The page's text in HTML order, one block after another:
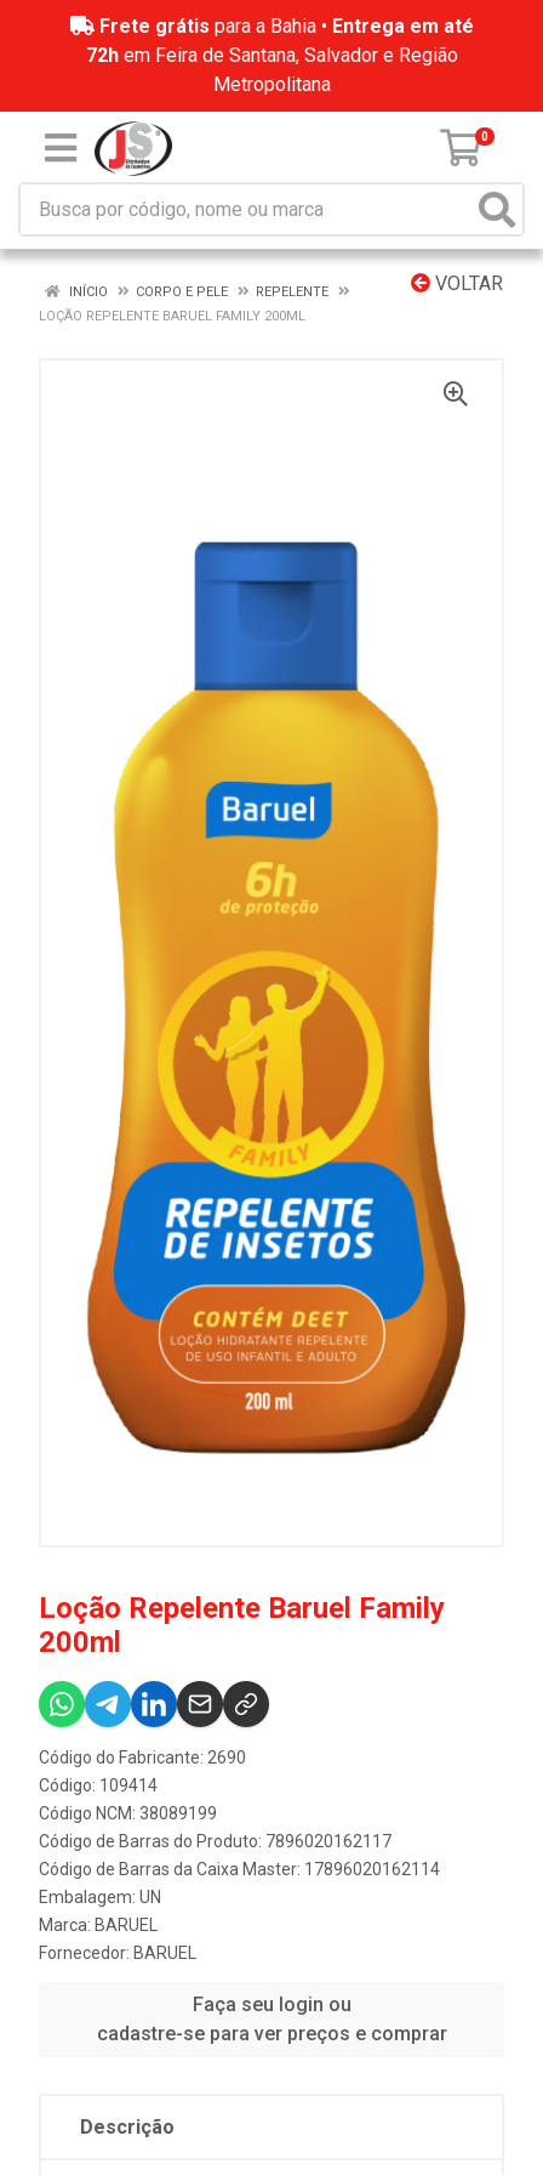
Frete grátis para a Bahia • Entrega em até
72hem Feira de Santana, Salvador e Região
Metropolitana
0
VOLTAR
INÍCIO CORPO E PELE
REPELENTE
LOÇÃO REPELENTE BARUEL FAMILY 200ML
Loção Repelente Baruel Family
200ml
Código do Fabricante: 2690
Código: 109414
Código NCM: 38089199
Código de Barras do Produto: 7896020162117
Código de Barras da Caixa Master: 17896020162114
Embalagem: UN
Marca: BARUEL
Fornecedor: BARUEL
Faça seu login ou
cadastre-se para ver preços e comprar
Descrição